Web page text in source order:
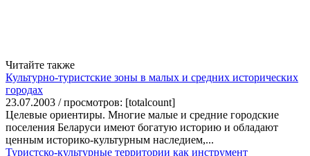
Читайте также
Культурно-туристские зоны в малых и средних исторических
городах
23.07.2003 / просмотров: [totalcount]
Целевые ориентиры. Многие малые и средние городские
поселения Беларуси имеют богатую историю и обладают
ценным историко-культурным наследием,...
Туристско-культурные территории как инструмент